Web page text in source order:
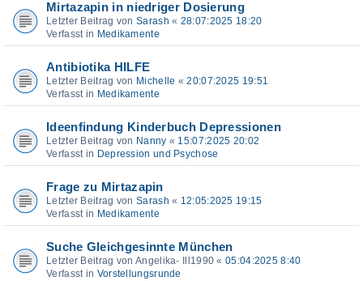
Mirtazapin in niedriger Dosierung
Letzter Beitrag von Sarash « 28:07:2025 18:20
Verfasst in Medikamente
Antibiotika HILFE
Letzter Beitrag von Michelle «20:07:2025 19:51
Verfasst in Medikamente
Ideenfindung Kinderbuch Depressionen
Letzter Beitrag von Nanny « 15:07:2025 20:02
Verfasst in Depression und Psychose
Frage zu Mirtazapin
Letzter Beitrag von Sarash « 12:05:2025 19:15
Verfasst in Medikamente
Suche Gleichgesinnte München
Letzter Beitrag vonAngelika- Ill1990 «05:04:2025 8:40
Verfasst in Vorstellungsrunde